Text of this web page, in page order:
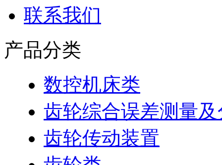
联系我们
产品分类
数控机床类
齿轮综合误差测量
齿轮传动装置